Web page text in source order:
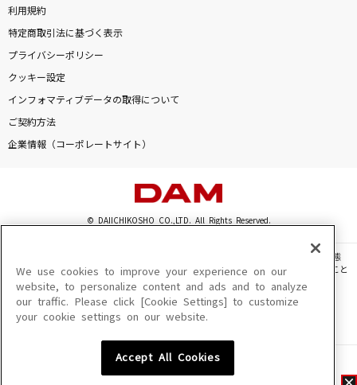
利用規約
特定商取引法に基づく表示
プライバシーポリシー
クッキー設定
インフォマティブデータの取得について
ご契約方法
企業情報（コーポレートサイト）
© DAIICHIKOSHO CO.,LTD. All Rights Reserved.
このサイトに掲載されている一切の文章・画像・写真・動画・音声等を、手段や形態
を問わず、著作権法の定める範囲を超えて無断で複製、転載、ファイル化などすること
を禁じます。
楽曲及びコンテンツは、機種によりご利用いただけない場合があります。
楽曲及びコンテンツの配信日、配信内容が変更になる場合があります。
We use cookies to improve your experience on our
website, to personalize content and ads and to analyze
our traffic. Please click [Cookie Settings] to customize
your cookie settings on our website.
Accept All Cookies